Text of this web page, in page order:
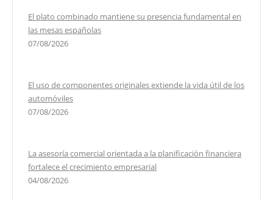
El plato combinado mantiene su presencia fundamental en
las mesas españolas
07/08/2026
El uso de componentes originales extiende la vida útil de los
automóviles
07/08/2026
La asesoría comercial orientada a la planificación financiera
fortalece el crecimiento empresarial
04/08/2026